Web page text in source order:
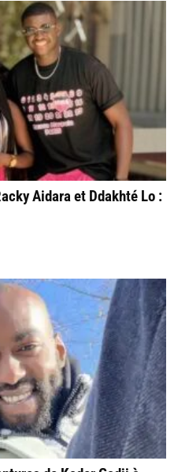
Aidara et Ddakhté Lo :